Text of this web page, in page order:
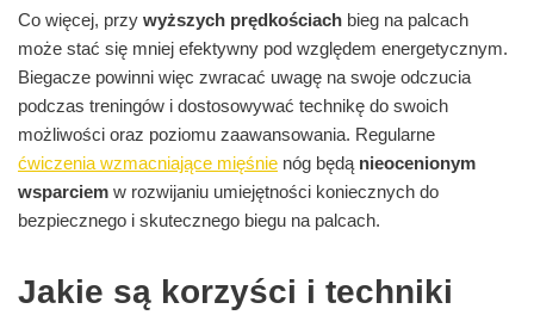
Co więcej, przy wyższych prędkościach bieg na palcach
może stać się mniej efektywny pod względem energetycznym.
Biegacze powinni więc zwracać uwagę na swoje odczucia
podczas treningów i dostosowywać technikę do swoich
możliwości oraz poziomu zaawansowania. Regularne
ćwiczenia wzmacniające mięśnie nóg będą nieocenionym
wsparciem w rozwijaniu umiejętności koniecznych do
bezpiecznego i skutecznego biegu na palcach.
Jakie są korzyści i techniki